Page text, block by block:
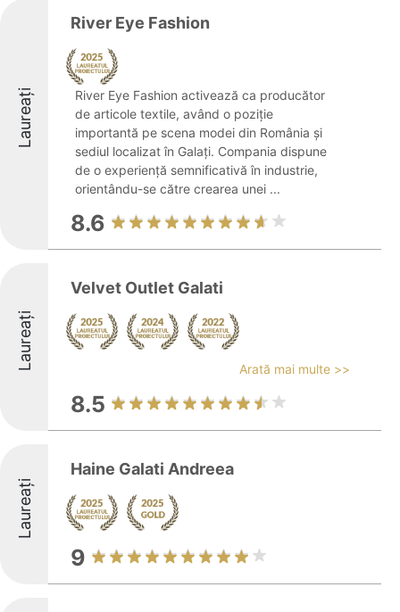
Laureați
River Eye Fashion
River Eye Fashion activează ca producător
de articole textile, având o poziție
importantă pe scena modei din România și
sediul localizat în Galați. Compania dispune
de o experiență semnificativă în industrie,
orientându-se către crearea unei ...
8.6
Laureați
Velvet Outlet Galati
Arată mai multe >>
8.5
Laureați
Haine Galati Andreea
9